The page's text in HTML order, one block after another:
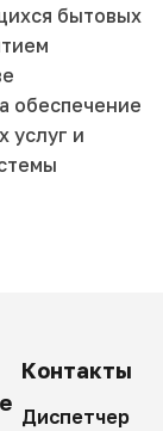
бытовых
обеспечение
услуг и
Контакты
Диспетчер